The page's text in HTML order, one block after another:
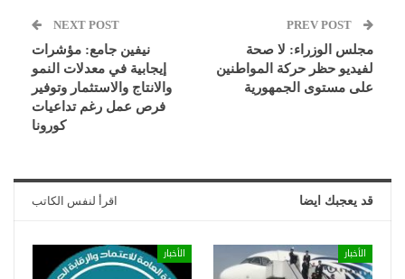
مجلس الوزراء: لا صحة
لفيديو حظر حركة المواطنين
على مستوى الجمهورية
NEXT POST
نيفين جامع: مؤشرات
إيجابية في معدلات النمو
والانتاج والاستثمار وتوفير
فرص عمل رغم تداعيات
كورونا
قد يعجبك ايضا اقرأ لنفس الكاتب
الأخبار الأخبار